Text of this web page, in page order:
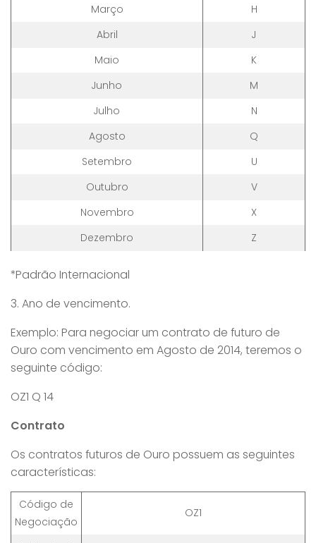
Março
H
Abril
J
Maio
K
Junho
M
Julho
N
Agosto
Q
Setembro
U
Outubro
V
Novembro
X
Dezembro
Z
*Padrão Internacional
3. Ano de vencimento.
Exemplo: Para negociar um contrato de futuro de
Ouro com vencimento em Agosto de 2014, teremos o
seguinte código:
OZ1 Q 14
Contrato
Os contratos futuros de Ouro possuem as seguintes
características:
Código de
Negociação
OZ1